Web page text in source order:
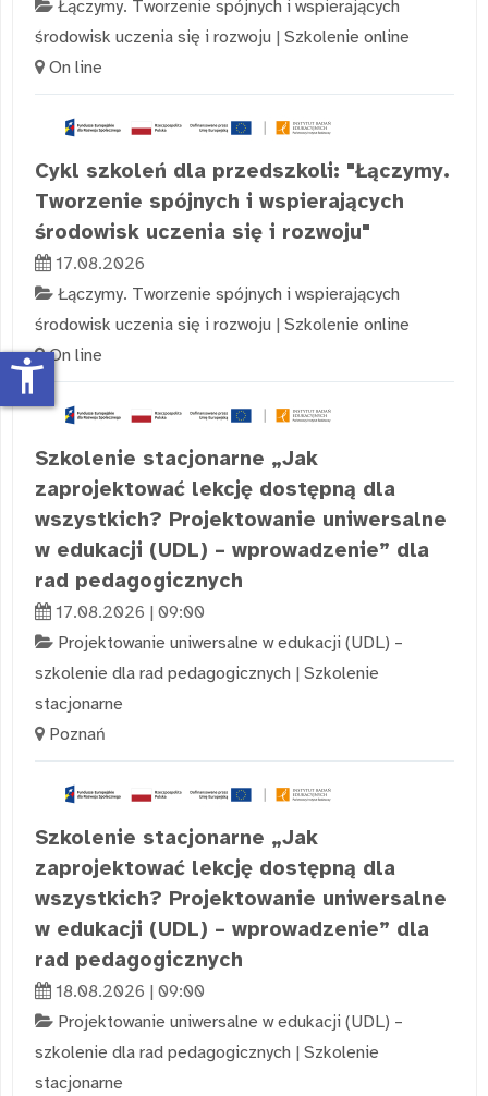
Łączymy. Tworzenie spójnych i wspierających
środowisk uczenia się i rozwoju | Szkolenie online
On line
Cykl szkoleń dla przedszkoli: "Łączymy.
Tworzenie spójnych i wspierających
środowisk uczenia się i rozwoju"
17.08.2026
Łączymy. Tworzenie spójnych i wspierających
środowisk uczenia się i rozwoju | Szkolenie online
On line
Szkolenie stacjonarne „Jak
zaprojektować lekcję dostępną dla
wszystkich? Projektowanie uniwersalne
w edukacji (UDL) – wprowadzenie” dla
rad pedagogicznych
17.08.2026 | 09:00
Projektowanie uniwersalne w edukacji (UDL) –
szkolenie dla rad pedagogicznych | Szkolenie
stacjonarne
Poznań
Szkolenie stacjonarne „Jak
zaprojektować lekcję dostępną dla
wszystkich? Projektowanie uniwersalne
w edukacji (UDL) – wprowadzenie” dla
rad pedagogicznych
18.08.2026 | 09:00
Projektowanie uniwersalne w edukacji (UDL) –
szkolenie dla rad pedagogicznych | Szkolenie
stacjonarne
accessibility_new